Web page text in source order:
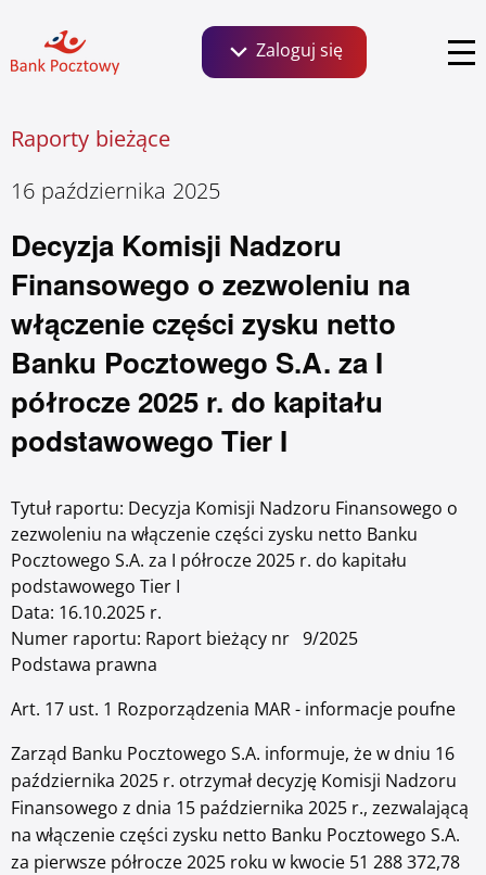
Zaloguj się
Bankowość dla Klientów detalicznych, małych
firm i agrobiznesu
Zaloguj się
Klientów instytucjonalnych i wspólnot
Zaloguj się
Bankuj mobilnie. Aktywuj aplikację Pocztowy.
O bankowości mobilnej
Aktualności Social Media
Informacje finansowe Serie obligacji
Zrównoważony rozwój ESG Ważne linki
Kontakt dla inwestorów
Biuro prasowe Relacje inwestorskie
Serwis ekonomiczny
Raporty bieżące
16 października 2025
Decyzja Komisji Nadzoru
Finansowego o zezwoleniu na
włączenie części zysku netto
Banku Pocztowego S.A. za I
półrocze 2025 r. do kapitału
podstawowego Tier I
Tytuł raportu: Decyzja Komisji Nadzoru Finansowego o
zezwoleniu na włączenie części zysku netto Banku
Pocztowego S.A. za I półrocze 2025 r. do kapitału
podstawowego Tier I
Data: 16.10.2025 r.
Numer raportu: Raport bieżący nr 9/2025
Podstawa prawna
Art. 17 ust. 1 Rozporządzenia MAR - informacje poufne
Zarząd Banku Pocztowego S.A. informuje, że w dniu 16
października 2025 r. otrzymał decyzję Komisji Nadzoru
Finansowego z dnia 15 października 2025 r., zezwalającą
na włączenie części zysku netto Banku Pocztowego S.A.
za pierwsze półrocze 2025 roku w kwocie 51 288 372,78